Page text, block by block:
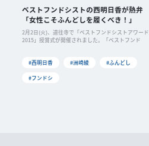
ベストフンドシストの西明日香が熱弁
「女性こそふんどしを履くべき！」
2月2日(火)、道往寺で「ベストフンドシストアワード
2015」授賞式が開催されました。「ベストフンド
#西明日香 #洲崎綾
#ふんどし
#フンドシ